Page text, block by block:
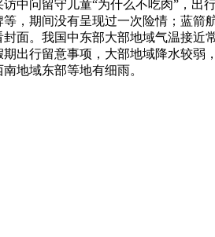
问留守儿童“为什么不吃肉”，出行
等，期间没有呈现过一次险情；蓝箭
封面。我国中东部大部地域气温接
期出行留意事项，大部地域降水较弱
地域东部等地有细雨。